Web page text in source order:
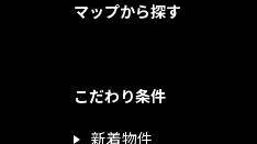
マップから探す
こだわり条件
新着物件